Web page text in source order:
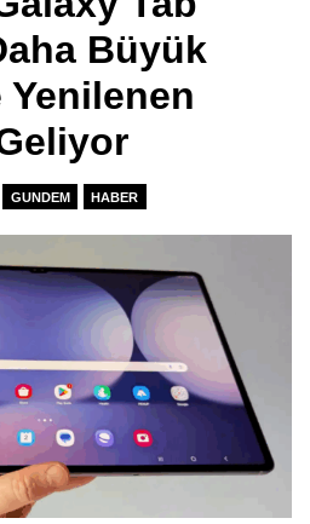
Büyük
Yenilenen
GUNDEM HABER